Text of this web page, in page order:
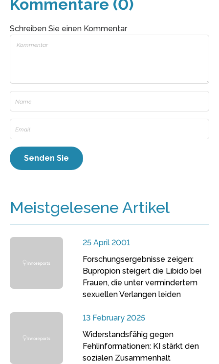
Kommentare (0)
Schreiben Sie einen Kommentar
Meistgelesene Artikel
25 April 2001
Forschungsergebnisse zeigen:
Bupropion steigert die Libido bei
Frauen, die unter vermindertem
sexuellen Verlangen leiden
13 February 2025
Widerstandsfähig gegen
Fehlinformationen: KI stärkt den
sozialen Zusammenhalt